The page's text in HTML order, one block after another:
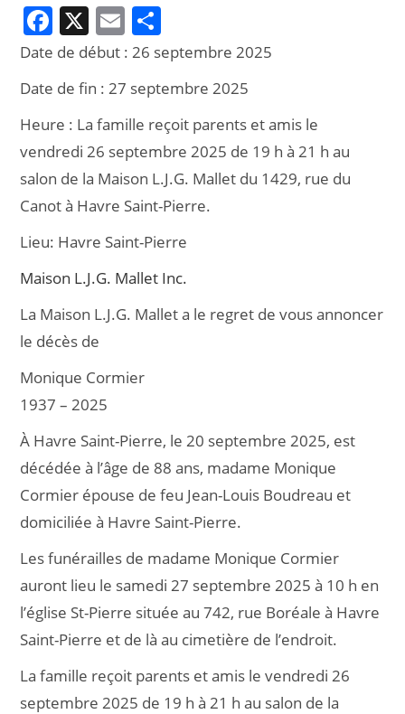
F
a
c
e
b
o
o
k
X E
m
ai
l
ar
ta
g
er
Date de début :26 septembre 2025
Date de fin :27 septembre 2025
Heure : La famille reçoit parents et amis le
vendredi 26 septembre 2025 de 19 h à 21 h au
salon de la Maison L.J.G. Mallet du 1429, rue du
Canot à Havre Saint-Pierre.
Lieu: Havre Saint-Pierre
Maison L.J.G. Mallet Inc.
La Maison L.J.G. Mallet a le regret de vous annoncer
le décès de
Monique Cormier
1937 – 2025
À Havre Saint-Pierre, le 20 septembre 2025, est
décédée à l’âge de 88 ans, madame Monique
Cormier épouse de feu Jean-Louis Boudreau et
domiciliée à Havre Saint-Pierre.
Les funérailles de madame Monique Cormier
auront lieu le samedi 27 septembre 2025 à 10 h en
l’église St-Pierre située au 742, rue Boréale à Havre
Saint-Pierre et de là au cimetière de l’endroit.
La famille reçoit parents et amis le vendredi 26
septembre 2025 de 19 h à 21 h au salon de la